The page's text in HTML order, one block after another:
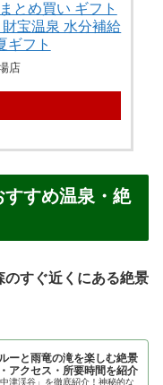
とめ買い ギフト
宝温泉 水分補給
ギフト
店
すめ温泉・絶
のすぐ近くにある絶景
ーと雨竜の滝を楽しむ絶景
アクセス・所要時間を紹介
津渓谷」を徹底紹介！神秘的な